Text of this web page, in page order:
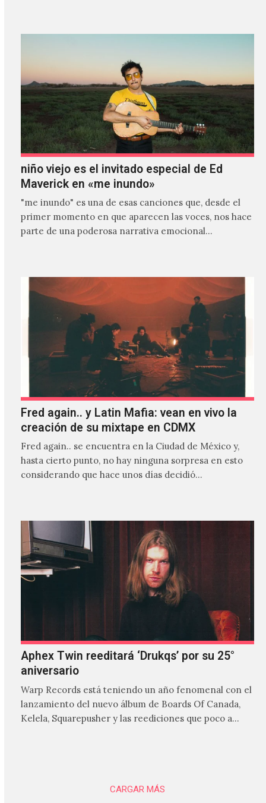
niño viejo es el invitado especial de Ed
Maverick en «me inundo»
"me inundo" es una de esas canciones que, desde el
primer momento en que aparecen las voces, nos hace
parte de una poderosa narrativa emocional…
Fred again.. y Latin Mafia: vean en vivo la
creación de su mixtape en CDMX
Fred again.. se encuentra en la Ciudad de México y,
hasta cierto punto, no hay ninguna sorpresa en esto
considerando que hace unos días decidió…
Aphex Twin reeditará ‘Drukqs’ por su 25°
aniversario
Warp Records está teniendo un año fenomenal con el
lanzamiento del nuevo álbum de Boards Of Canada,
Kelela, Squarepusher y las reediciones que poco a…
CARGAR MÁS